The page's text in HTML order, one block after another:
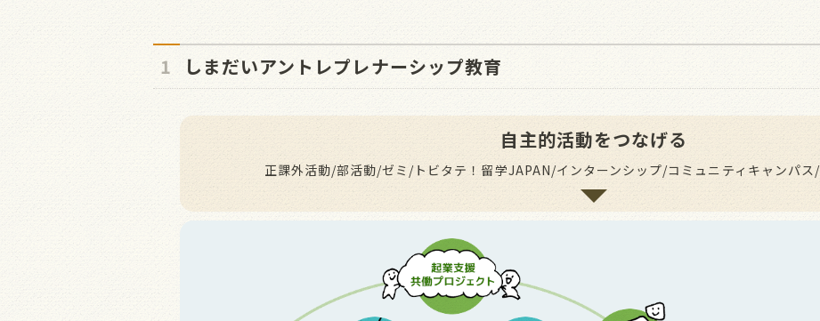
1 しまだいアントレプレナーシップ教育
自主的活動をつなげる
正課外活動/部活動/ゼミ/トビタテ！留学JAPAN/インターンシップ/コミュニティキャンパ